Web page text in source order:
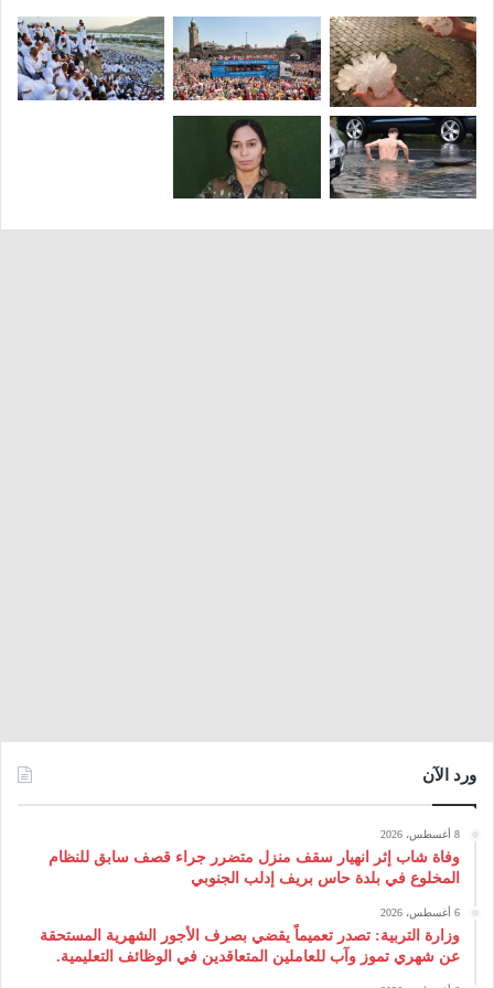
ورد الآن
8 أغسطس، 2026
وفاة شاب إثر انهيار سقف منزل متضرر جراء قصف سابق للنظام
المخلوع في بلدة حاس بريف إدلب الجنوبي
6 أغسطس، 2026
وزارة التربية: تصدر تعميماً يقضي بصرف الأجور الشهرية المستحقة
عن شهري تموز وآب للعاملين المتعاقدين في الوظائف التعليمية.